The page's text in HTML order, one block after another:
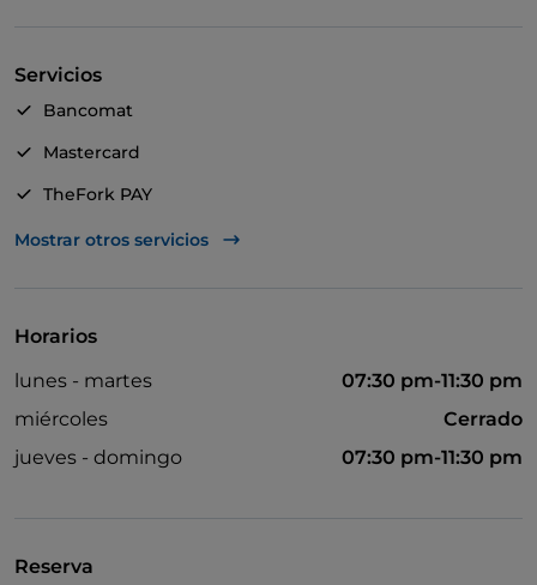
Servicios
Bancomat
Mastercard
TheFork PAY
UnionPay via TheFork PAY
Mostrar otros servicios
Horarios
lunes - martes
07:30 pm-11:30 pm
miércoles
Cerrado
jueves - domingo
07:30 pm-11:30 pm
Reserva